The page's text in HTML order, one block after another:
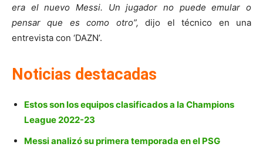
era el nuevo Messi. Un jugador no puede emular o
pensar que es como otro”, dijo el técnico en una
entrevista con ‘DAZN’.
Noticias destacadas
Estos son los equipos clasificados a la Champions
League 2022-23
Messi analizó su primera temporada en el PSG